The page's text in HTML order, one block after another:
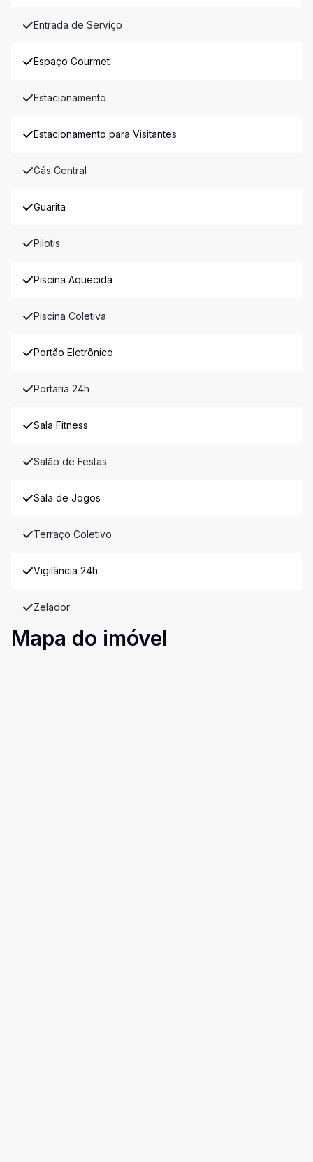
Entrada de Serviço
Espaço Gourmet
Estacionamento
Estacionamento para Visitantes
Gás Central
Guarita
Pilotis
Piscina Aquecida
Piscina Coletiva
Portão Eletrônico
Portaria 24h
Sala Fitness
Salão de Festas
Sala de Jogos
Terraço Coletivo
Vigilância 24h
Zelador
Mapa do imóvel